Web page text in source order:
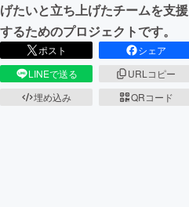
げたいと立ち上げたチームを支援
するためのプロジェクトです。
ポスト
シェア
LINEで送る
URLコピー
埋め込み
QRコード